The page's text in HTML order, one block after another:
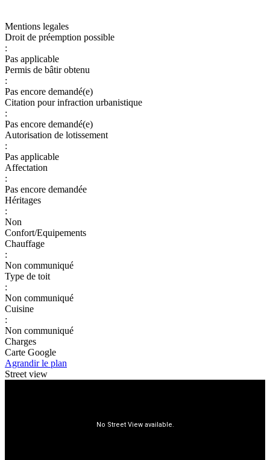
Mentions legales
Droit de préemption possible
:
Pas applicable
Permis de bâtir obtenu
:
Pas encore demandé(e)
Citation pour infraction urbanistique
:
Pas encore demandé(e)
Autorisation de lotissement
:
Pas applicable
Affectation
:
Pas encore demandée
Héritages
:
Non
Confort/Equipements
Chauffage
:
Non communiqué
Type de toit
:
Non communiqué
Cuisine
:
Non communiqué
Charges
Carte Google
Agrandir le plan
Street view